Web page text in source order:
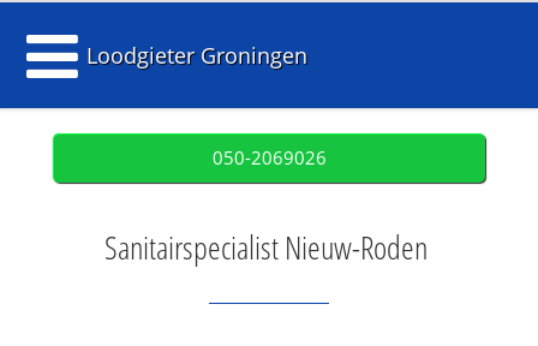
Loodgieter Groningen
050-2069026
Sanitairspecialist Nieuw-Roden